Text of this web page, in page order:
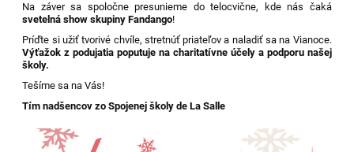
Na záver sa spoločne presunieme do telocvične, kde nás čaká
svetelná show skupiny Fandango!
Príďte si užiť tvorivé chvíle, stretnúť priateľov a naladiť sa na Vianoce.
Výťažok z podujatia poputuje na charitatívne účely a podporu našej
školy.
Tešíme sa na Vás!
Tím nadšencov zo Spojenej školy de La Salle